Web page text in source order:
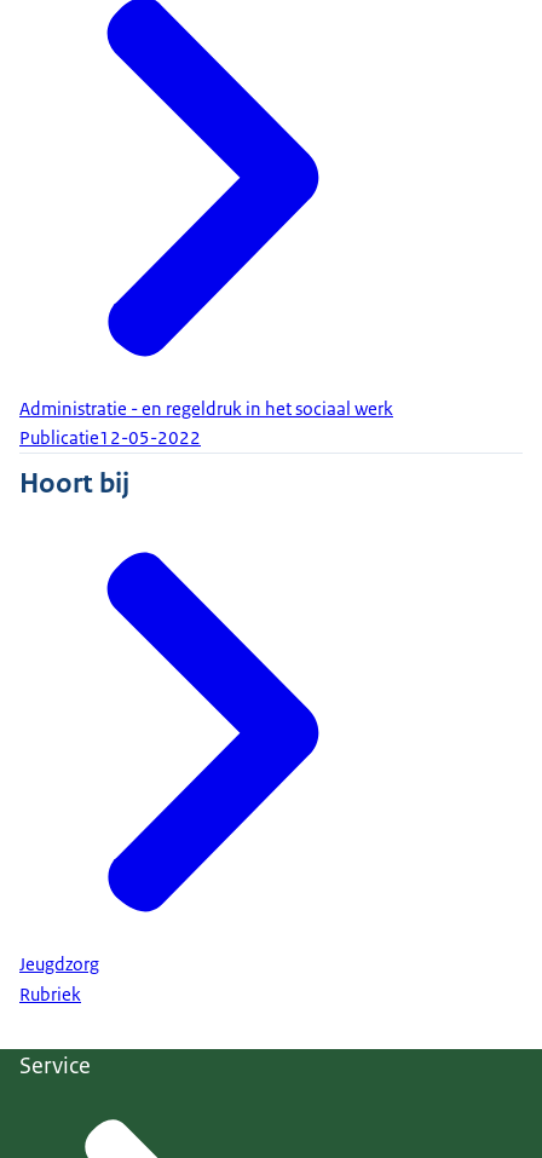
Administratie - en regeldruk in het sociaal werk
Publicatie12-05-2022
Hoort bij
Jeugdzorg
Rubriek
Service